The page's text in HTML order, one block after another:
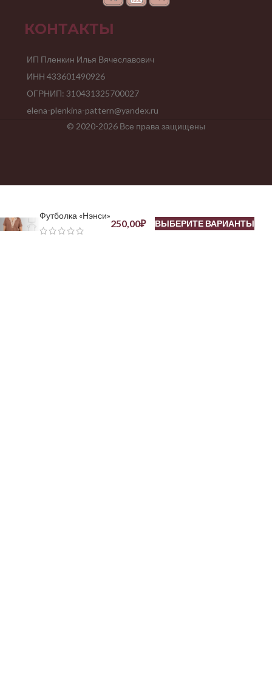
КОНТАКТЫ
ИП Пленкин Илья Вячеславович
ИНН 433601490926
ОГРНИП: 310431325700027
elena-plenkina-pattern@yandex.ru
© 2020-2026 Все права защищены
Футболка «Нэнси»
250,00₽ ВЫБЕРИТЕ ВАРИАНТЫ